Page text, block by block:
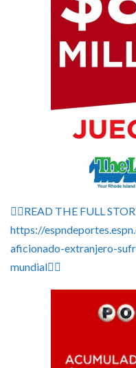
👉🏽READ THE FULL
https://
aficionado-extranjero-
mundial👈🏽